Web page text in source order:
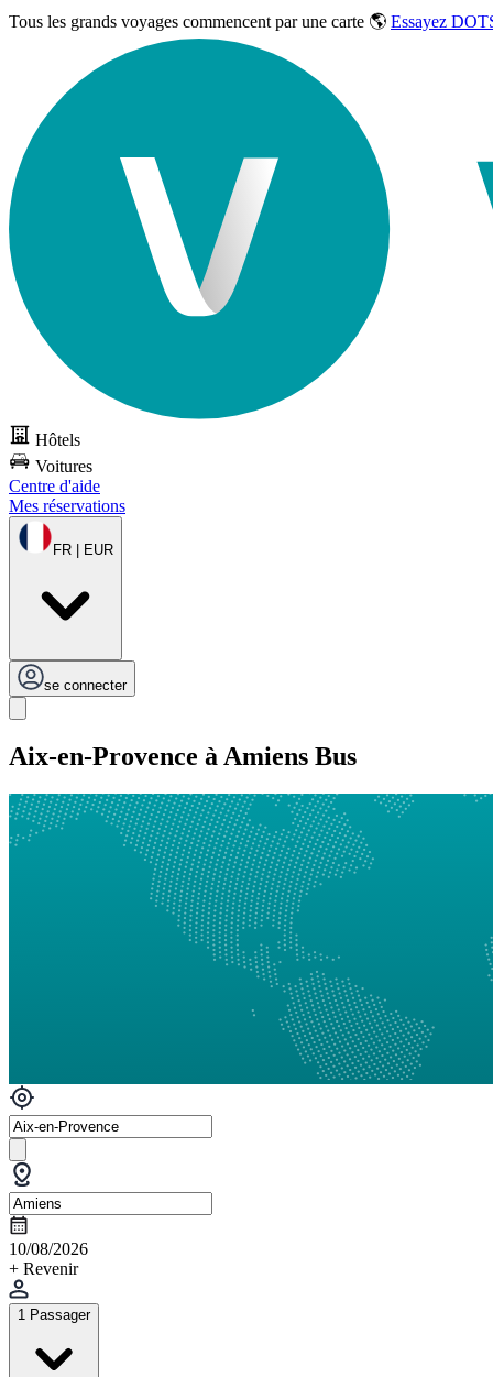
Tous les grands voyages commencent par une carte 🌎 Essayez
Hôtels
Voitures
Centre d'aide
Mes réservations
FR | EUR
se connecter
Aix-en-Provence à Amiens Bus
10/08/2026
+ Revenir
1 Passager